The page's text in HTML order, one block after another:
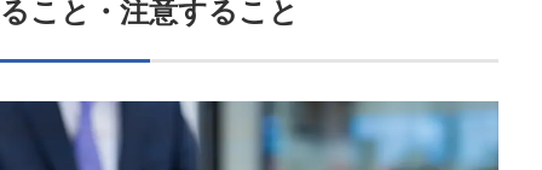
ること・注意すること